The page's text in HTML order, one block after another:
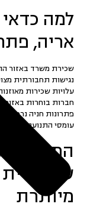
למה
אריה,
שכירת משרד באזור
נגישות תחבורתית
עלויות שכירות
חברות בוחרות
פתרונות חניה
עומסי התנועה
המיקום
של
מיותרת